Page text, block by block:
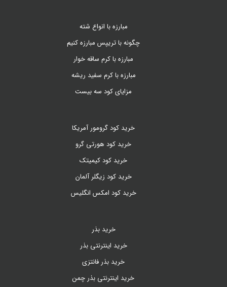
مبارزه با انواع شته
چگونه با تریپس مبارزه کنیم
مبارزه با کرم ساقه خوار
مبارزه با کرم سفید ریشه
مزایای کود سه بیست
خرید کود گرومور آمریکا
خرید کود هورتی گرو
خرید کود کیمیتک
خرید کود زیگلر آلمان
خرید کود امکس انگلیس
خرید بذر
خرید اینترنتی بذر
خرید بذر فانتزی
خرید اینترنتی بذر چمن